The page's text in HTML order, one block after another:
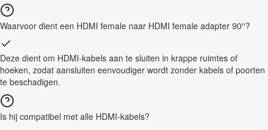
Waarvoor dient een HDMI female naar HDMI female adapter 90°?
Deze dient om HDMI-kabels aan te sluiten in krappe ruimtes of
hoeken, zodat aansluiten eenvoudiger wordt zonder kabels of poorten
te beschadigen.
Is hij compatibel met alle HDMI-kabels?